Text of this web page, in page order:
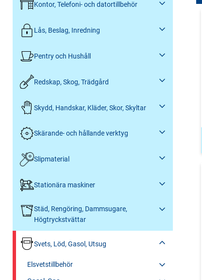
Kontor, Telefoni- och datortillbehör
Lås, Beslag, Inredning
Pentry och Hushåll
Redskap, Skog, Trädgård
Skydd, Handskar, Kläder, Skor, Skyltar
Skärande- och hållande verktyg
Slipmaterial
Stationära maskiner
Städ, Rengöring, Dammsugare,
Högtryckstvättar
Svets, Löd, Gasol, Utsug
Elsvetstillbehör